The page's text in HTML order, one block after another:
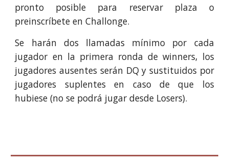
pronto posible para reservar plaza o
preinscríbete en Challonge.
Se harán dos llamadas mínimo por cada
jugador en la primera ronda de winners, los
jugadores ausentes serán DQ y sustituidos por
jugadores suplentes en caso de que los
hubiese (no se podrá jugar desde Losers).